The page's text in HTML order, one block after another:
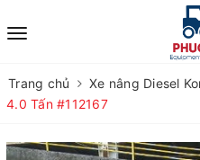
Trang chủ Xe nâng Diesel
4.0 Tấn #112167